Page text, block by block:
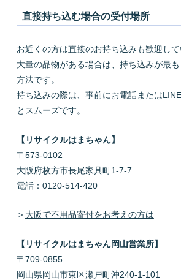
直接持ち込む場合の受付場所
お近くの方は直接のお持ち込みも歓迎して
大量の品物がある場合は、持ち込みが最
方法です。
持ち込みの際は、事前にお電話または
とスムーズです。
【リサイクルはまちゃん】
〒573-0102
大阪府枚方市長尾家具町1-7-7
電話：0120-514-420
＞ 大阪で不用品寄付をお考えの方は
【リサイクルはまちゃん岡山営業所】
〒709-0855
岡山県岡山市東区瀬戸町沖240-1-101